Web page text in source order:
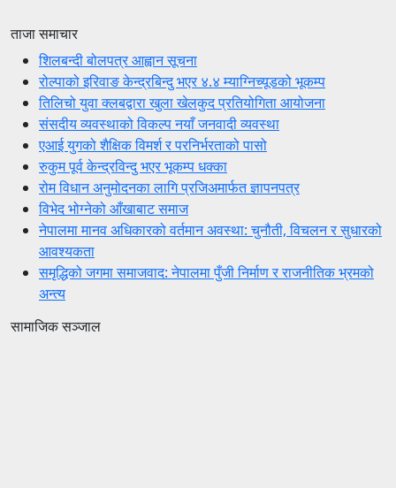
ताजा समाचार
शिलबन्दी बोलपत्र आह्वान सूचना
रोल्पाको इरिवाङ केन्द्रबिन्दु भएर ४.४ म्याग्निच्यूडको भूकम्प
तिलिचो युवा क्लबद्वारा खुला खेलकुद प्रतियोगिता आयोजना
संसदीय व्यवस्थाको विकल्प नयाँ जनवादी व्यवस्था
एआई युगको शैक्षिक विमर्श र परनिर्भरताको पासो
रुकुम पूर्व केन्द्रविन्दु भएर भूकम्प धक्का
रोम विधान अनुमोदनका लागि प्रजिअमार्फत ज्ञापनपत्र
विभेद भोग्नेको आँखाबाट समाज
नेपालमा मानव अधिकारको वर्तमान अवस्था: चुनौती, विचलन र सुधारको
आवश्यकता
समृद्धिको जगमा समाजवाद: नेपालमा पुँजी निर्माण र राजनीतिक भ्रमको
अन्त्य
सामाजिक सञ्जाल